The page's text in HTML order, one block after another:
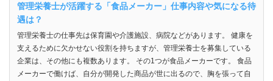
管理栄養士が活躍する「食品メーカー」仕事内容や気になる待
遇は？
管理栄養士の仕事先は保育園や介護施設、病院などがあります。 健康を
支えるために欠かせない役割を持ちますが、管理栄養士を募集している
企業は、その他にも複数あります。 その1つが食品メーカーです。 食品
メーカーで働けば、自分が開発した商品が世に出るので、胸を張って自